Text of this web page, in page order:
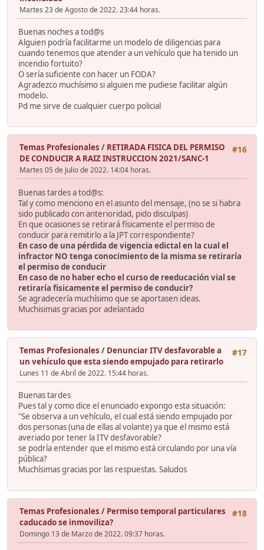
Martes 23 de Agosto de 2022. 23:44 horas.
Buenas noches a tod@s
Alguien podría facilitarme un modelo de diligencias para
cuando tenemos que atender a un vehículo que ha tenido un
incendio fortuito?
O sería suficiente con hacer un FODA?
Agradezco muchísimo si alguien me pudiese facilitar algún
modelo.
Pd me sirve de cualquier cuerpo policial
#16
Temas Profesionales / RETIRADA FISICA DEL PERMISO
DE CONDUCIR A RAIZ INSTRUCCION 2021/SANC-1
Martes 05 de Julio de 2022. 14:04 horas.
Buenas tardes a tod@s:
Tal y como menciono en el asunto del mensaje, (no se si habra
sido publicado con anterioridad, pido disculpas)
En que ocasiones se retirará físicamente el permiso de
conducir para remitirlo a la JPT correspondiente?
En caso de una pérdida de vigencia edictal en la cual el
infractor NO tenga conocimiento de la misma se retiraría
el permiso de conducir
En caso de no haber echo el curso de reeducación vial se
retiraría fisicamente el permiso de conducir?
Se agradecería muchísimo que se aportasen ideas.
Muchisimas gracias por adelantado
#17
Temas Profesionales / Denunciar ITV desfavorable a
un vehículo que esta siendo empujado para retirarlo
Lunes 11 de Abril de 2022. 15:44 horas.
Buenas tardes
Pues tal y como dice el enunciado expongo esta situación:
"Se observa a un vehículo, el cual está siendo empujado por
dos personas (una de ellas al volante) ya que el mismo está
averiado por tener la ITV desfavorable?
se podría entender que el mismo está circulando por una vía
pública?
Muchísimas gracias por las respuestas. Saludos
#18
Temas Profesionales / Permiso temporal particulares
caducado se inmoviliza?
Domingo 13 de Marzo de 2022. 09:37 horas.